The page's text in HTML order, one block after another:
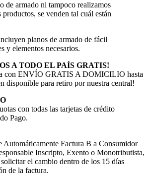
de armado ni tampoco realizamos
se venden tal cuál están
planos de armado de fácil
y elementos necesarios.
A TODO EL PAÍS GRATIS!
con ENVÍO GRATIS A DOMICILIO hasta
disponible para retiro por nuestra central!
con todas las tarjetas de crédito
Pago.
Automáticamente Factura B a Consumidor
Inscripto, Exento o Monotributista,
el cambio dentro de los 15 días
de la factura.